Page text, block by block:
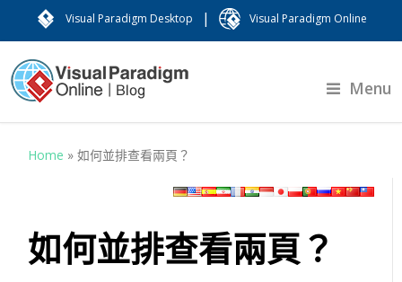
Visual Paradigm Desktop | Visual Paradigm Online
Menu
Home »如何並排查看兩頁？
如何並排查看兩頁？